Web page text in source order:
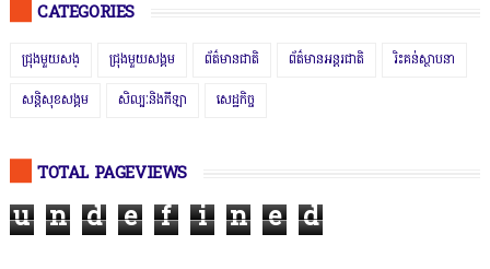
CATEGORIES
ជ្រុងមួយសង្ ជ្រុងមួយសង្គម ព័ត៌មានជាតិ ព័ត៌មានអន្តរជាតិ រិះគន់ស្ថាបនា
សន្តិសុខសង្គម សិល្បៈនិងកីឡា សេដ្ឋកិច្ច
TOTAL PAGEVIEWS
u n d e f i n e d